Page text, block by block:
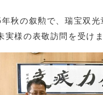
秋の叙勲で、瑞宝双光
実様の表敬訪問を受けま